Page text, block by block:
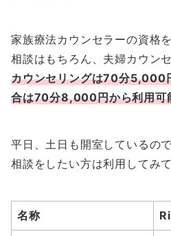
家族療法カウンセラーの資格
相談はもちろん、夫婦カウン
カウンセリングは70分5,000
合は70分8,000円から利用可
平日、土日も開室しているの
相談をしたい方は利用してみ
名称